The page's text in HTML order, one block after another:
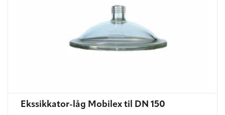
Ekssikkator-låg Mobilex til DN 150